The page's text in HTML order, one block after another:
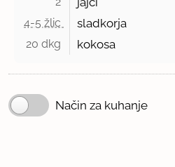
4-5 žlic sladkorja
20 dkg kokosa
Način za kuhanje